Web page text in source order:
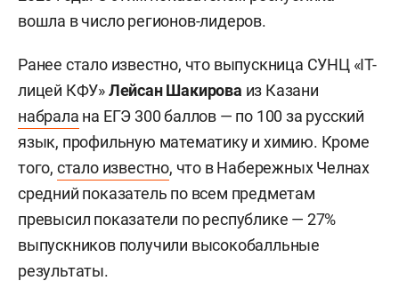
Минус 10 тысяч первокурсников, минус 45%
платников: ректоры раскрыли нюансы
приемной кампании – 2026
В Татарстане 459 выпускников
получили
максимум баллов по одному из предметов ЕГЭ в
основной период экзаменационной кампании
2026 года. С этим показателем республика